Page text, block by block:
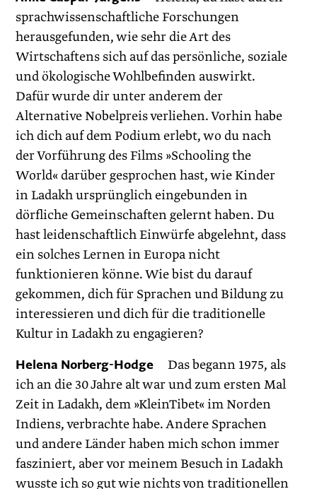
sprachwissenschaftliche Forschungen
herausgefunden, wie sehr die Art des
Wirtschaftens sich auf das persönliche, soziale
und ökologische Wohlbefinden auswirkt.
Dafür wurde dir unter anderem der
Alternative Nobelpreis verliehen. Vorhin habe
ich dich auf dem Podium erlebt, wo du nach
der Vorführung des Films »Schooling the
World« darüber gesprochen hast, wie Kinder
in Ladakh ursprünglich eingebunden in
dörfliche Gemeinschaften gelernt haben. Du
hast leidenschaftlich Einwürfe abgelehnt, dass
ein solches Lernen in Europa nicht
funktionieren könne. Wie bist du darauf
gekommen, dich für Sprachen und Bildung zu
interessieren und dich für die traditionelle
Kultur in Ladakh zu engagieren?
Helena Norberg-Hodge Das begann 1975, als
ich an die 30 Jahre alt war und zum ersten Mal
Zeit in Ladakh, dem »KleinTibet« im Norden
Indiens, verbrachte habe. Andere Sprachen
und andere Länder haben mich schon immer
fasziniert, aber vor meinem Besuch in Ladakh
wusste ich so gut wie nichts von traditionellen